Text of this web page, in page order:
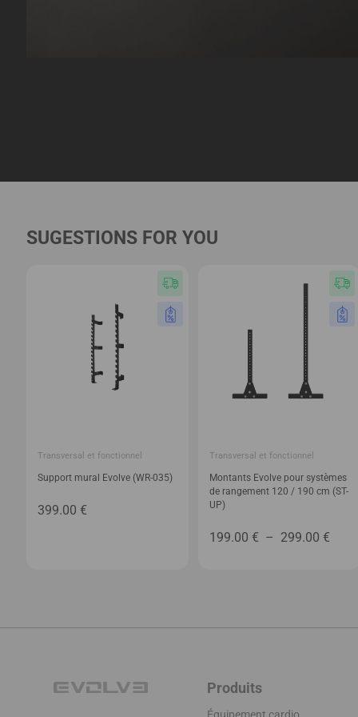
SUGESTIONS FOR YOU
Transversal et fonctionnel
Support mural Evolve (WR-035)
399.00 €
Transversal et fonctionnel
Montants Evolve pour systèmes
de rangement 120 / 190 cm (ST-
UP)
199.00 € – 299.00 €
Produits